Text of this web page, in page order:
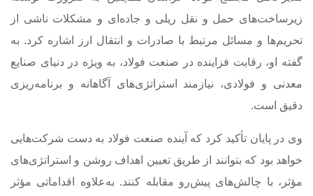
زیرساخت‌های حمل و نقل ریلی و جاده‌ای و مشکلات ناشی از
تحریم‌ها و مسائل مرتبط با صادرات و انتقال ارز اشاره کرد. به
گفته او، رقابت فزاینده در صنعت فولاد، به ویژه در دنیای صنایع
معدنی و فولادی، نیازمند استراتژی‌های آگاهانه و برنامه‌ریزی
دقیق است.
وی در پایان تأکید کرد که آینده صنعت فولاد به دست شرکت‌هایی
خواهد بود که بتوانند از طریق تعیین اهداف روشن و استراتژی‌های
مؤثر، با چالش‌های پیش‌رو مقابله کنند. به‌علاوه اقداماتی مؤثر